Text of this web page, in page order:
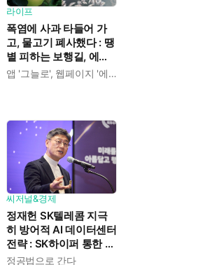
라이프
폭염에 사과 타들어 가
고, 물고기 폐사했다 : 땡
볕 피하는 보행길, 에어
컨 정거장 찾아 '대피'
앱 '그늘로', 웹페이지 '에어컨 정거장'
씨저널&경제
정재헌 SK텔레콤 지극
히 방어적 AI 데이터센터
전략 : SK하이퍼 통한 리
스크 분산에 "가져갈 수
정공법으로 간다